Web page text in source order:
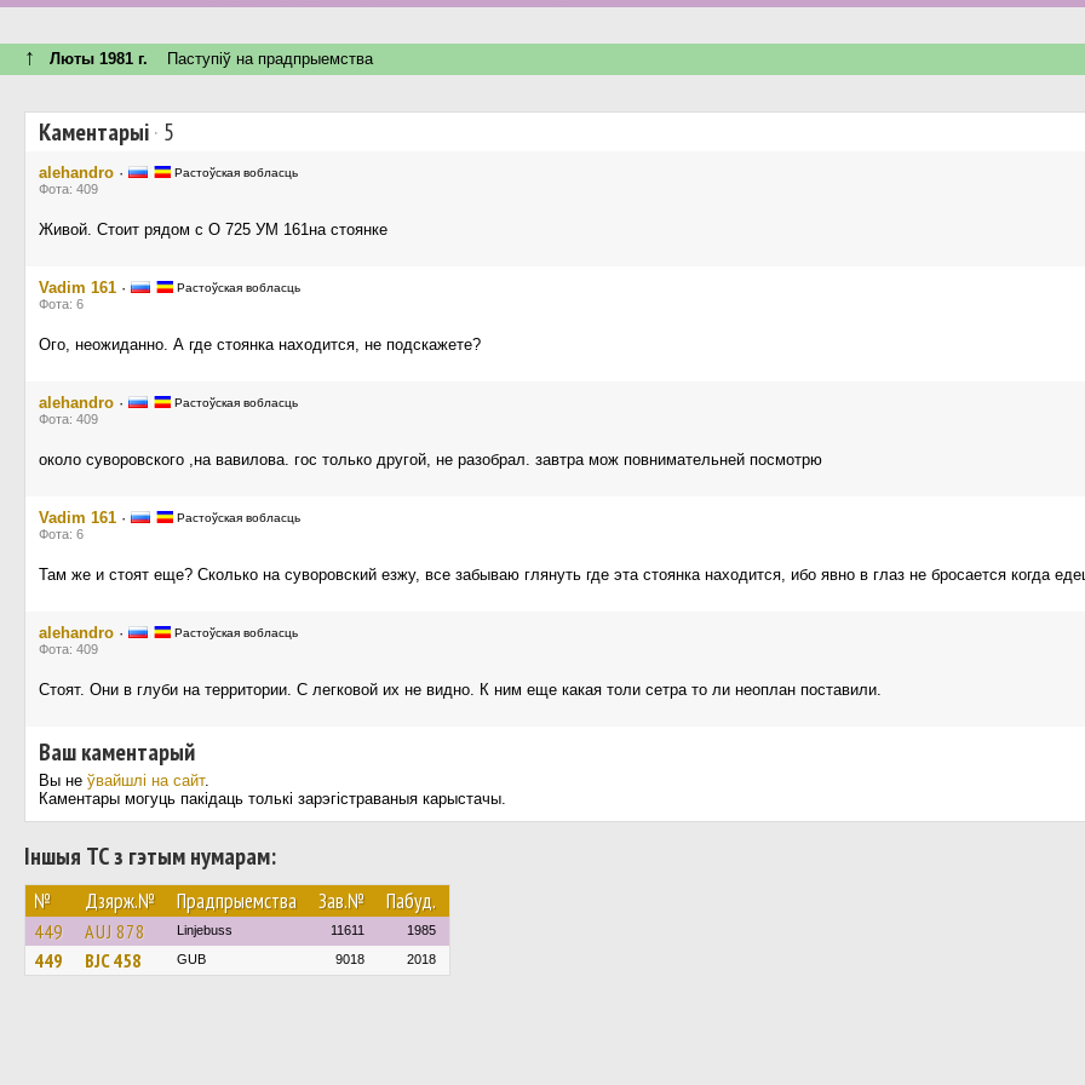
↑ Люты 1981 г. Паступiў на прадпрыемства
Каментарыі· 5
alehandro · Растоўская вобласць
Фота: 409
Живой. Стоит рядом с О 725 УМ 161на стоянке
Vadim 161 · Растоўская вобласць
Фота: 6
Ого, неожиданно. А где стоянка находится, не подскажете?
alehandro · Растоўская вобласць
Фота: 409
около суворовского ,на вавилова. гос только другой, не разобрал. завтра мож повнимательней посмотрю
Vadim 161 · Растоўская вобласць
Фота: 6
Там же и стоят еще? Сколько на суворовский езжу, все забываю глянуть где эта стоянка находится, ибо явно в глаз не бросается когда
alehandro · Растоўская вобласць
Фота: 409
Стоят. Они в глуби на территории. С легковой их не видно. К ним еще какая толи сетра то ли неоплан поставили.
Ваш каментарый
Вы не ўвайшлі на сайт.
Каментары могуць пакідаць толькі зарэгістраваныя карыстачы.
Іншыя ТС з гэтым нумарам:
№ Дзярж.№ Прадпрыемства Зав.№ Пабуд.
449 AUJ 878 Linjebuss 11611 1985
449 BJC 458 GUB 9018 2018